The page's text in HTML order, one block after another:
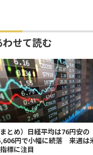
わせて読む
まとめ）日経平均は76円安の
円で小幅に続落 来週は
標に注目